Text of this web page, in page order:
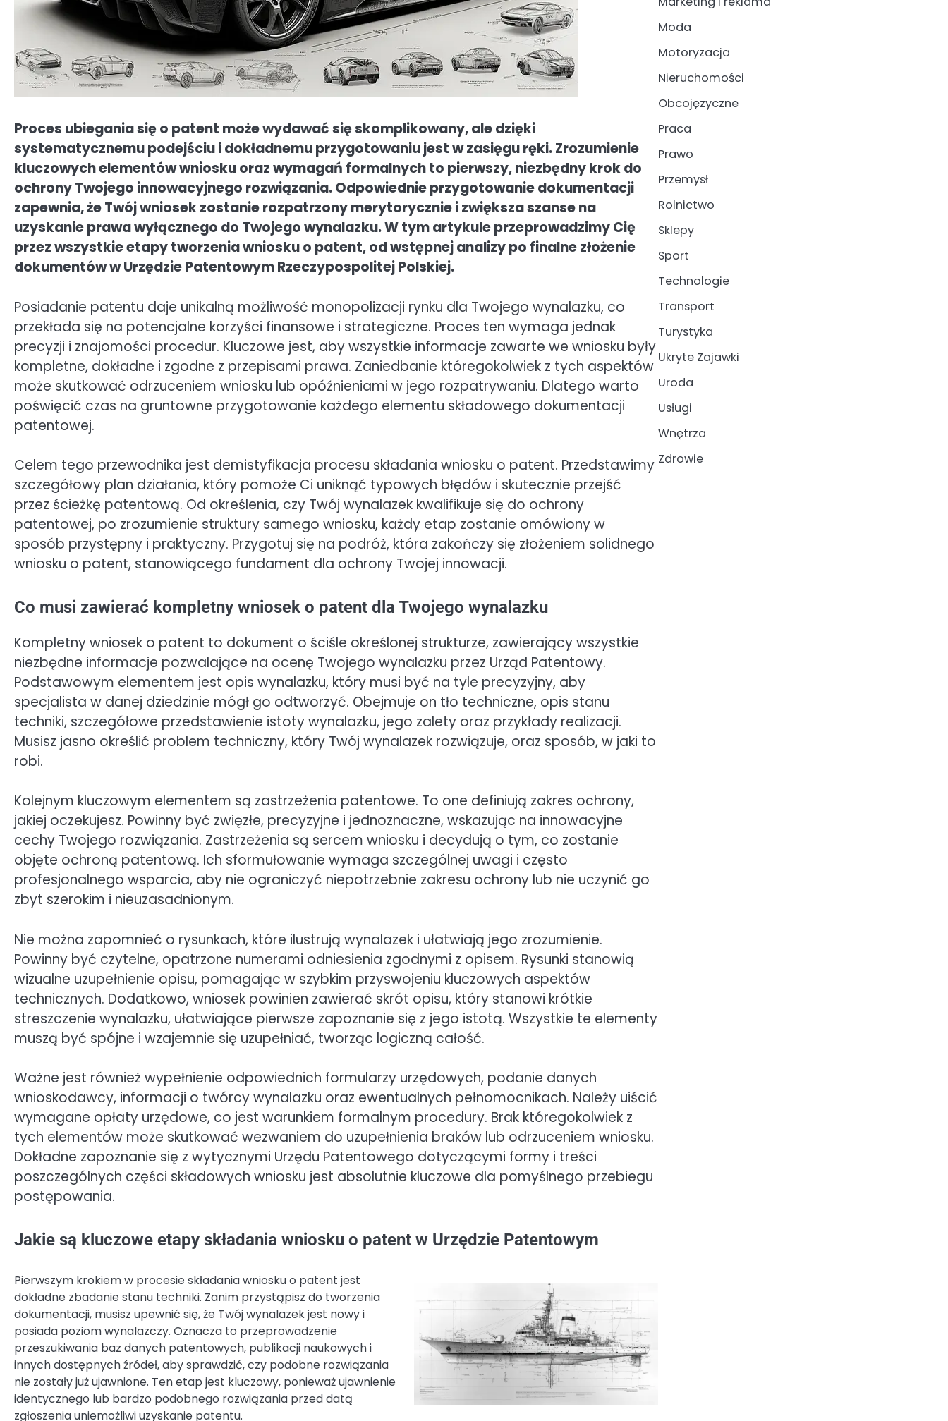
Proces ubiegania się o patent może wydawać się skomplikowany, ale dzięki
systematycznemu podejściu i dokładnemu przygotowaniu jest w zasięgu ręki. Zrozumienie
kluczowych elementów wniosku oraz wymagań formalnych to pierwszy, niezbędny krok do
ochrony Twojego innowacyjnego rozwiązania. Odpowiednie przygotowanie dokumentacji
zapewnia, że Twój wniosek zostanie rozpatrzony merytorycznie i zwiększa szanse na
uzyskanie prawa wyłącznego do Twojego wynalazku. W tym artykule przeprowadzimy Cię
przez wszystkie etapy tworzenia wniosku o patent, od wstępnej analizy po finalne złożenie
dokumentów w Urzędzie Patentowym Rzeczypospolitej Polskiej.
Posiadanie patentu daje unikalną możliwość monopolizacji rynku dla Twojego wynalazku, co
przekłada się na potencjalne korzyści finansowe i strategiczne. Proces ten wymaga jednak
precyzji i znajomości procedur. Kluczowe jest, aby wszystkie informacje zawarte we wniosku były
kompletne, dokładne i zgodne z przepisami prawa. Zaniedbanie któregokolwiek z tych aspektów
może skutkować odrzuceniem wniosku lub opóźnieniami w jego rozpatrywaniu. Dlatego warto
poświęcić czas na gruntowne przygotowanie każdego elementu składowego dokumentacji
patentowej.
Celem tego przewodnika jest demistyfikacja procesu składania wniosku o patent. Przedstawimy
szczegółowy plan działania, który pomoże Ci uniknąć typowych błędów i skutecznie przejść
przez ścieżkę patentową. Od określenia, czy Twój wynalazek kwalifikuje się do ochrony
patentowej, po zrozumienie struktury samego wniosku, każdy etap zostanie omówiony w
sposób przystępny i praktyczny. Przygotuj się na podróż, która zakończy się złożeniem solidnego
wniosku o patent, stanowiącego fundament dla ochrony Twojej innowacji.
Co musi zawierać kompletny wniosek o patent dla Twojego wynalazku
Kompletny wniosek o patent to dokument o ściśle określonej strukturze, zawierający wszystkie
niezbędne informacje pozwalające na ocenę Twojego wynalazku przez Urząd Patentowy.
Podstawowym elementem jest opis wynalazku, który musi być na tyle precyzyjny, aby
specjalista w danej dziedzinie mógł go odtworzyć. Obejmuje on tło techniczne, opis stanu
techniki, szczegółowe przedstawienie istoty wynalazku, jego zalety oraz przykłady realizacji.
Musisz jasno określić problem techniczny, który Twój wynalazek rozwiązuje, oraz sposób, w jaki to
robi.
Kolejnym kluczowym elementem są zastrzeżenia patentowe. To one definiują zakres ochrony,
jakiej oczekujesz. Powinny być zwięzłe, precyzyjne i jednoznaczne, wskazując na innowacyjne
cechy Twojego rozwiązania. Zastrzeżenia są sercem wniosku i decydują o tym, co zostanie
objęte ochroną patentową. Ich sformułowanie wymaga szczególnej uwagi i często
profesjonalnego wsparcia, aby nie ograniczyć niepotrzebnie zakresu ochrony lub nie uczynić go
zbyt szerokim i nieuzasadnionym.
Nie można zapomnieć o rysunkach, które ilustrują wynalazek i ułatwiają jego zrozumienie.
Powinny być czytelne, opatrzone numerami odniesienia zgodnymi z opisem. Rysunki stanowią
wizualne uzupełnienie opisu, pomagając w szybkim przyswojeniu kluczowych aspektów
technicznych. Dodatkowo, wniosek powinien zawierać skrót opisu, który stanowi krótkie
streszczenie wynalazku, ułatwiające pierwsze zapoznanie się z jego istotą. Wszystkie te elementy
muszą być spójne i wzajemnie się uzupełniać, tworząc logiczną całość.
Ważne jest również wypełnienie odpowiednich formularzy urzędowych, podanie danych
wnioskodawcy, informacji o twórcy wynalazku oraz ewentualnych pełnomocnikach. Należy uiścić
wymagane opłaty urzędowe, co jest warunkiem formalnym procedury. Brak któregokolwiek z
tych elementów może skutkować wezwaniem do uzupełnienia braków lub odrzuceniem wniosku.
Dokładne zapoznanie się z wytycznymi Urzędu Patentowego dotyczącymi formy i treści
poszczególnych części składowych wniosku jest absolutnie kluczowe dla pomyślnego przebiegu
postępowania.
Jakie są kluczowe etapy składania wniosku o patent w Urzędzie Patentowym
Pierwszym krokiem w procesie składania wniosku o patent jest
dokładne zbadanie stanu techniki. Zanim przystąpisz do tworzenia
dokumentacji, musisz upewnić się, że Twój wynalazek jest nowy i
posiada poziom wynalazczy. Oznacza to przeprowadzenie
przeszukiwania baz danych patentowych, publikacji naukowych i
innych dostępnych źródeł, aby sprawdzić, czy podobne rozwiązania
nie zostały już ujawnione. Ten etap jest kluczowy, ponieważ ujawnienie
identycznego lub bardzo podobnego rozwiązania przed datą
zgłoszenia uniemożliwi uzyskanie patentu.
Moda
Motoryzacja
Nieruchomości
Obcojęzyczne
Praca
Prawo
Przemysł
Rolnictwo
Sklepy
Sport
Technologie
Transport
Turystyka
Ukryte Zajawki
Uroda
Usługi
Wnętrza
Zdrowie